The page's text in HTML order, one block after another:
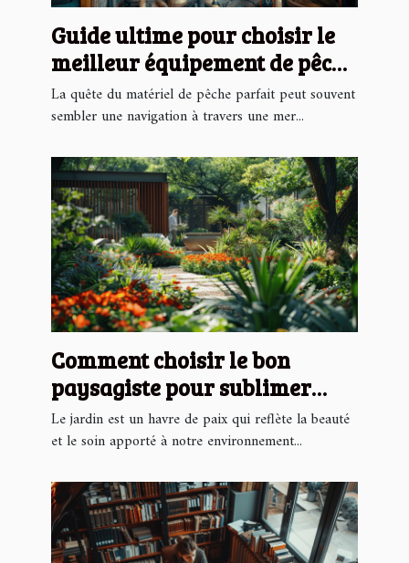
Guide ultime pour choisir le
meilleur équipement de pêche
en ligne
La quête du matériel de pêche parfait peut souvent
sembler une navigation à travers une mer...
Comment choisir le bon
paysagiste pour sublimer
votre jardin
Le jardin est un havre de paix qui reflète la beauté
et le soin apporté à notre environnement...